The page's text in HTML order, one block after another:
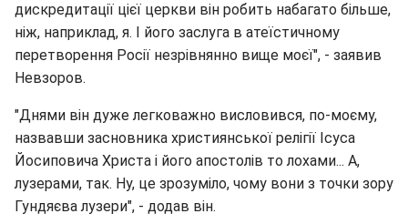
дискредитації цієї церкви він робить набагато більше,
ніж, наприклад, я. І його заслуга в атеїстичному
перетворення Росії незрівнянно вище моєї", - заявив
Невзоров.
"Днями він дуже легковажно висловився, по-моєму,
назвавши засновника християнської релігії Ісуса
Йосиповича Христа і його апостолів то лохами... А,
лузерами, так. Ну, це зрозуміло, чому вони з точки зору
Гундяєва лузери", - додав він.